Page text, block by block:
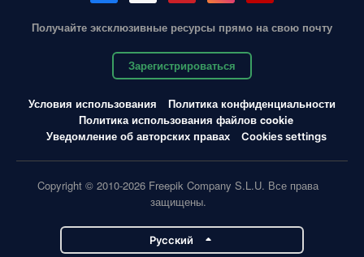
Получайте эксклюзивные ресурсы прямо на свою почту
Зарегистрироваться
Условия использования
Политика конфиденциальности
Политика использования файлов cookie
Уведомление об авторских правах
Cookies settings
Copyright © 2010-2026 Freepik Company S.L.U. Все права
защищены.
Pусский